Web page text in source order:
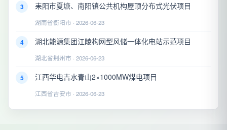
3 耒阳市夏塘、南阳镇公共机构屋顶分布式光伏项目
湖南省衡阳市 · 2026-06-23
4 湖北能源集团江陵构网型风储一体化电站示范项目
湖北省荆州市 · 2026-06-23
5 江西华电吉水青山2×1000MW煤电项目
江西省吉安市 · 2026-06-23